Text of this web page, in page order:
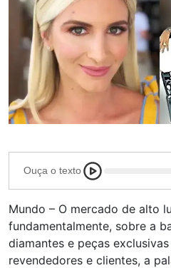
Ouça o texto
Mundo – O mercado de alto
fundamentalmente, sobre a
diamantes e peças
revendedores e clientes, a